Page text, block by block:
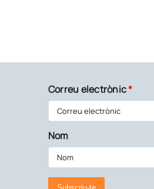
Correu electrònic*
Nom